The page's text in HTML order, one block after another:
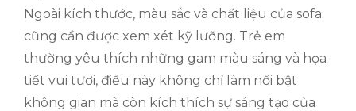
Ngoài kích thước, màu sắc và chất liệu của sofa
cũng cần được xem xét kỹ lưỡng. Trẻ em
thường yêu thích những gam màu sáng và họa
tiết vui tươi, điều này không chỉ làm nổi bật
không gian mà còn kích thích sự sáng tạo của